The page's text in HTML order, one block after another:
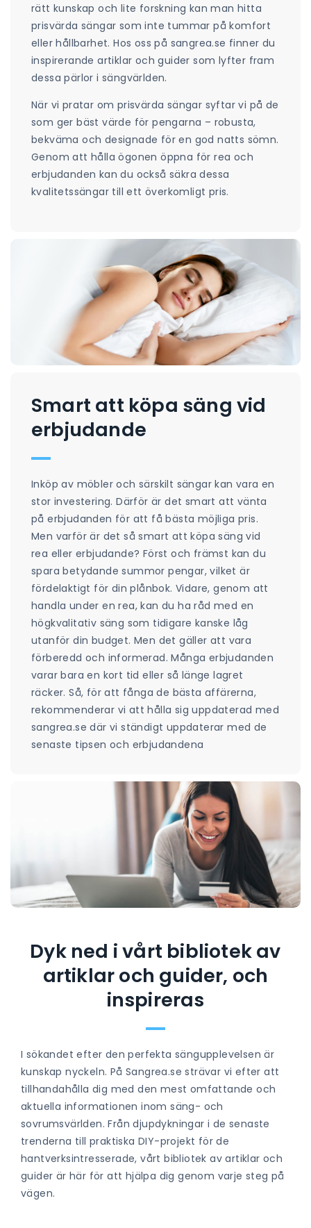
rätt kunskap och lite forskning kan man hitta
prisvärda sängar som inte tummar på komfort
eller hållbarhet. Hos oss på sangrea.se finner du
inspirerande artiklar och guider som lyfter fram
dessa pärlor i sängvärlden.
När vi pratar om prisvärda sängar syftar vi på de
som ger bäst värde för pengarna – robusta,
bekväma och designade för en god natts sömn.
Genom att hålla ögonen öppna för rea och
erbjudanden kan du också säkra dessa
kvalitetssängar till ett överkomligt pris.
Smart att köpa säng vid
erbjudande
Inköp av möbler och särskilt sängar kan vara en
stor investering. Därför är det smart att vänta
på erbjudanden för att få bästa möjliga pris.
Men varför är det så smart att köpa säng vid
rea eller erbjudande? Först och främst kan du
spara betydande summor pengar, vilket är
fördelaktigt för din plånbok. Vidare, genom att
handla under en rea, kan du ha råd med en
högkvalitativ säng som tidigare kanske låg
utanför din budget. Men det gäller att vara
förberedd och informerad. Många erbjudanden
varar bara en kort tid eller så länge lagret
räcker. Så, för att fånga de bästa affärerna,
rekommenderar vi att hålla sig uppdaterad med
sangrea.se där vi ständigt uppdaterar med de
senaste tipsen och erbjudandena
Dyk ned i vårt bibliotek av
artiklar och guider, och
inspireras
I sökandet efter den perfekta sängupplevelsen är
kunskap nyckeln. På Sangrea.se strävar vi efter att
tillhandahålla dig med den mest omfattande och
aktuella informationen inom säng- och
sovrumsvärlden. Från djupdykningar i de senaste
trenderna till praktiska DIY-projekt för de
hantverksintresserade, vårt bibliotek av artiklar och
guider är här för att hjälpa dig genom varje steg på
vägen.